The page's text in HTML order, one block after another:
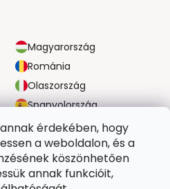
érdekében, hogy
a weboldalon, és a
köszönhetően
annak funkcióit,
Magyarország
Románia
Olaszország
Spanyolország
Ausztria